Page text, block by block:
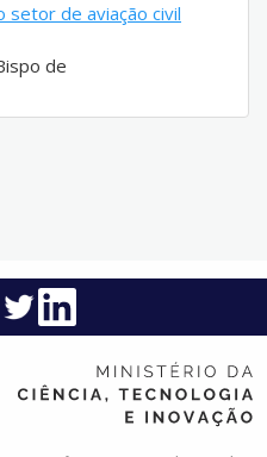
setor de aviação civil
de